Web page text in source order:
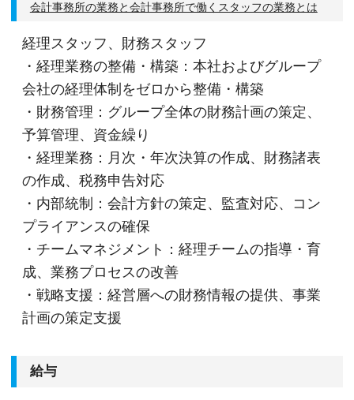
会計事務所の業務と会計事務所で働くスタッフの業務とは
経理スタッフ、財務スタッフ
・経理業務の整備・構築：本社およびグループ
会社の経理体制をゼロから整備・構築
・財務管理：グループ全体の財務計画の策定、
予算管理、資金繰り
・経理業務：月次・年次決算の作成、財務諸表
の作成、税務申告対応
・内部統制：会計方針の策定、監査対応、コン
プライアンスの確保
・チームマネジメント：経理チームの指導・育
成、業務プロセスの改善
・戦略支援：経営層への財務情報の提供、事業
計画の策定支援
給与